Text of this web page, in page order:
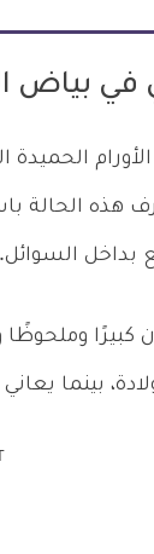
في بياض
بداخل السوائل.
كبيرًا
بينما